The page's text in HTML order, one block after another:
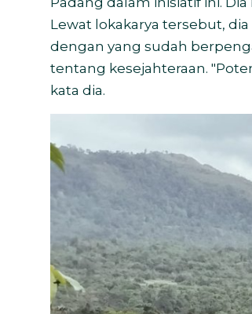
Lewat lokakarya tersebut,
dengan yang sudah
tentang kesejahteraan.
kata dia.